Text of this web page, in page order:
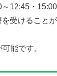
12:45・
受けることが
能です。